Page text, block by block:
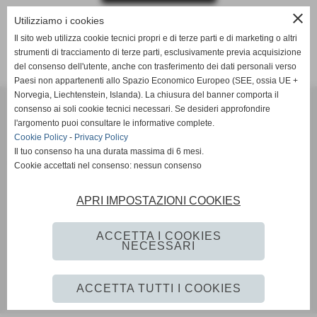
Tennis Club Bisenzio ASD
P.I. 01526410970 C.F 92006510488
Codice univoco: M5UXCR1
Coordinate bancarie: Banco Desio IBAN IT11A0344002811000000510100 -
Tel. 0574/46.56.49
Mail:info@tcbisenzio.it direzione@tcbisenzio.it
Privacy Policy-Cookie Policy
close
Utilizziamo i cookies
Il sito web utilizza cookie tecnici propri e di terze parti e di marketing o altri
strumenti di tracciamento di terze parti, esclusivamente previa acquisizione
del consenso dell'utente, anche con trasferimento dei dati personali verso
Paesi non appartenenti allo Spazio Economico Europeo (SEE, ossia UE +
Norvegia, Liechtenstein, Islanda). La chiusura del banner comporta il
consenso ai soli cookie tecnici necessari. Se desideri approfondire
l'argomento puoi consultare le informative complete.
Cookie Policy - Privacy Policy
Il tuo consenso ha una durata massima di 6 mesi.
Cookie accettati nel consenso: nessun consenso
APRI IMPOSTAZIONI COOKIES
ACCETTA I COOKIES
NECESSARI
ACCETTA TUTTI I COOKIES